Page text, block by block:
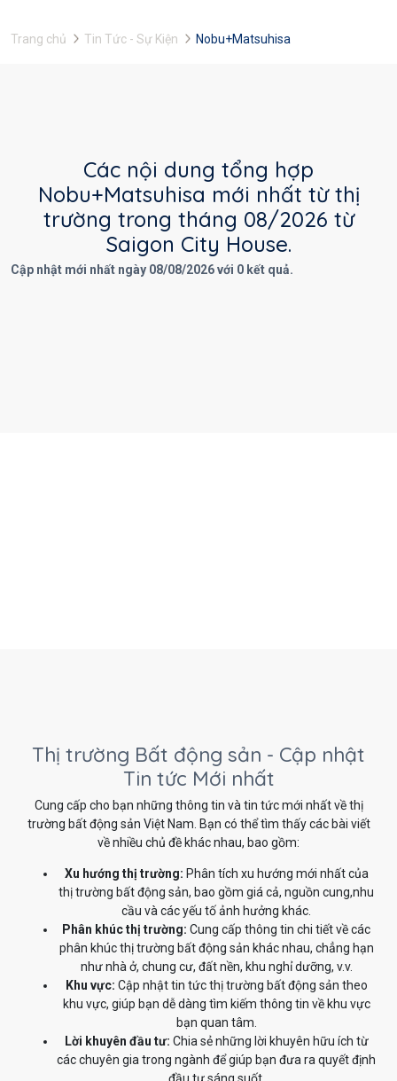
Trang chủ Tin Tức - Sự Kiện Nobu+Matsuhisa
Các nội dung tổng hợp
Nobu+Matsuhisa mới nhất từ thị
trường trong tháng 08/2026 từ
Saigon City House.
Cập nhật mới nhất ngày 08/08/2026 với 0 kết quả.
Thị trường Bất động sản - Cập nhật
Tin tức Mới nhất
Cung cấp cho bạn những thông tin và tin tức mới nhất về thị
trường bất động sản Việt Nam. Bạn có thể tìm thấy các bài viết
về nhiều chủ đề khác nhau, bao gồm:
Xu hướng thị trường: Phân tích xu hướng mới nhất của
thị trường bất động sản, bao gồm giá cả, nguồn cung,nhu
cầu và các yếu tố ảnh hưởng khác.
Phân khúc thị trường: Cung cấp thông tin chi tiết về các
phân khúc thị trường bất động sản khác nhau, chẳng hạn
như nhà ở, chung cư, đất nền, khu nghỉ dưỡng, v.v.
Khu vực: Cập nhật tin tức thị trường bất động sản theo
khu vực, giúp bạn dễ dàng tìm kiếm thông tin về khu vực
bạn quan tâm.
Lời khuyên đầu tư: Chia sẻ những lời khuyên hữu ích từ
các chuyên gia trong ngành để giúp bạn đưa ra quyết định